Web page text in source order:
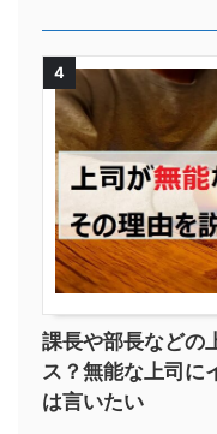
4
課長や部長などの
ス？無能な上司に
は言いたい